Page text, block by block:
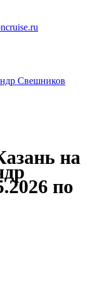
городана-Дону
Енисею
Свешников
на
по